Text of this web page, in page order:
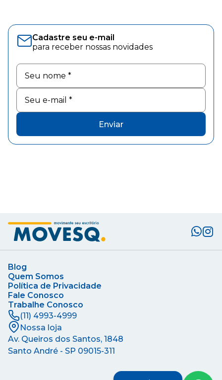
Cadastre seu e-mail
para receber nossas novidades
Enviar
Blog
Quem Somos
Política de Privacidade
Fale Conosco
Trabalhe Conosco
(11) 4993-4999
Nossa loja
Av. Queiros dos Santos, 1848
Santo André - SP 09015-311